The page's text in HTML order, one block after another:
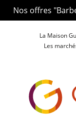
Nos offres
La Maison
Les